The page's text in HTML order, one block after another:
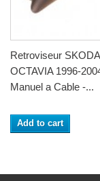
Retroviseur SKODA
OCTAVIA 1996-
Manuel a Cable -...
Add to cart